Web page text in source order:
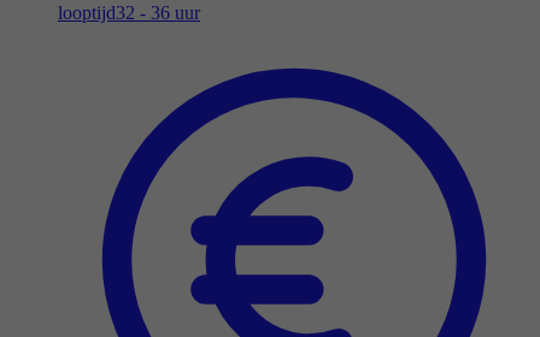
looptijd32 - 36 uur